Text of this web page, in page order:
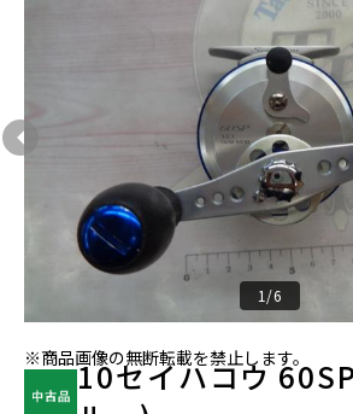
1/6
※商品画像の無断転載を禁止します。
10セイハコウ